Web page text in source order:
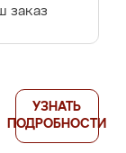
заказ
УЗНАТЬ
ПОДРОБНОСТИ